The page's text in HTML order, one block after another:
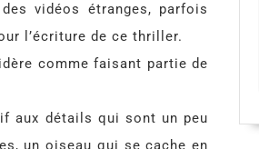
vidéos étranges, parfois
l’écriture de ce thriller.
comme faisant partie de
aux détails qui sont un peu
un oiseau qui se cache en